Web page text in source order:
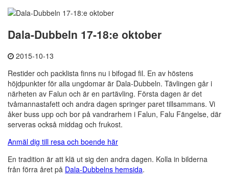
Dala-Dubbeln 17-18:e oktober
2015-10-13
Restider och packlista finns nu i bifogad fil. En av höstens
höjdpunkter för alla ungdomar är Dala-Dubbeln. Tävlingen går i
närheten av Falun och är en partävling. Första dagen är det
tvåmannastafett och andra dagen springer paret tillsammans. Vi
åker buss upp och bor på vandrarhem i Falun, Falu Fängelse, där
serveras också middag och frukost.
Anmäl dig till resa och boende här
En tradition är att klä ut sig den andra dagen. Kolla in bilderna
från förra året på Dala-Dubbelns hemsida.